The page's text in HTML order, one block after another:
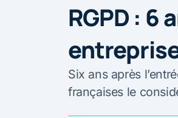
RGPD : 6
Six ans après
françaises le